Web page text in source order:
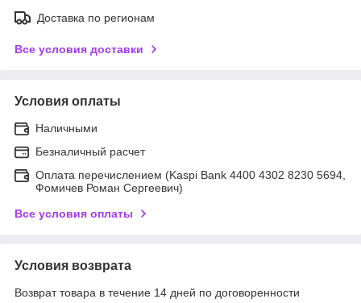
Доставка по регионам
Все условия доставки
Условия оплаты
Наличными
Безналичный расчет
Оплата перечислением (Kaspi Bank 4400 4302 8230 5694,
Фомичев Роман Сергеевич)
Все условия оплаты
Условия возврата
Возврат товара в течение 14 дней по договоренности